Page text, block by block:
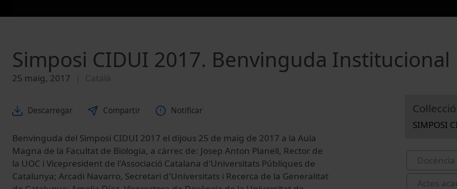
Simposi CIDUI 2017. Benvinguda Institucional
25 maig, 2017 Català
Descarregar Compartir Notificar
Benvinguda del Simposi CIDUI 2017 el dijous 25 de maig de 2017 a la Aula
Magna de la Facultat de Biologia, a càrrec de: Josep Anton Planell, Rector de
la UOC i Vicepresident de l'Associació Catalana d'Universitats Públiques de
Catalunya; Arcadi Navarro, Secretari d'Universitats i Recerca de la Generalitat
Col·lecció
SIMPOSI
Docència
Actes